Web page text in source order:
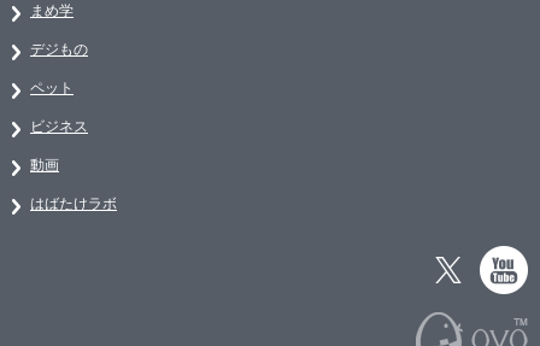
まめ学
デジもの
ペット
ビジネス
動画
はばたけラボ